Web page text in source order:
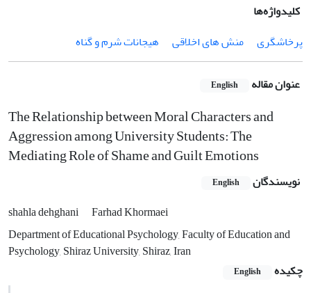
کلیدواژه‌ها
پرخاشگری
منش های اخلاقی هیجانات شرم و گناه
عنوان مقاله English
The Relationship between Moral Characters and
Aggression among University Students: The
Mediating Role of Shame and Guilt Emotions
نویسندگان English
shahla dehghani
Farhad Khormaei
Department of Educational Psychology, Faculty of Education and
Psychology, Shiraz University, Shiraz, Iran
چکیده
English